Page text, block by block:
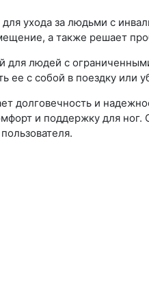
ухода за людьми с
а также решает
людей с
с собой в поездку или
долговечность и
и поддержку для ног.